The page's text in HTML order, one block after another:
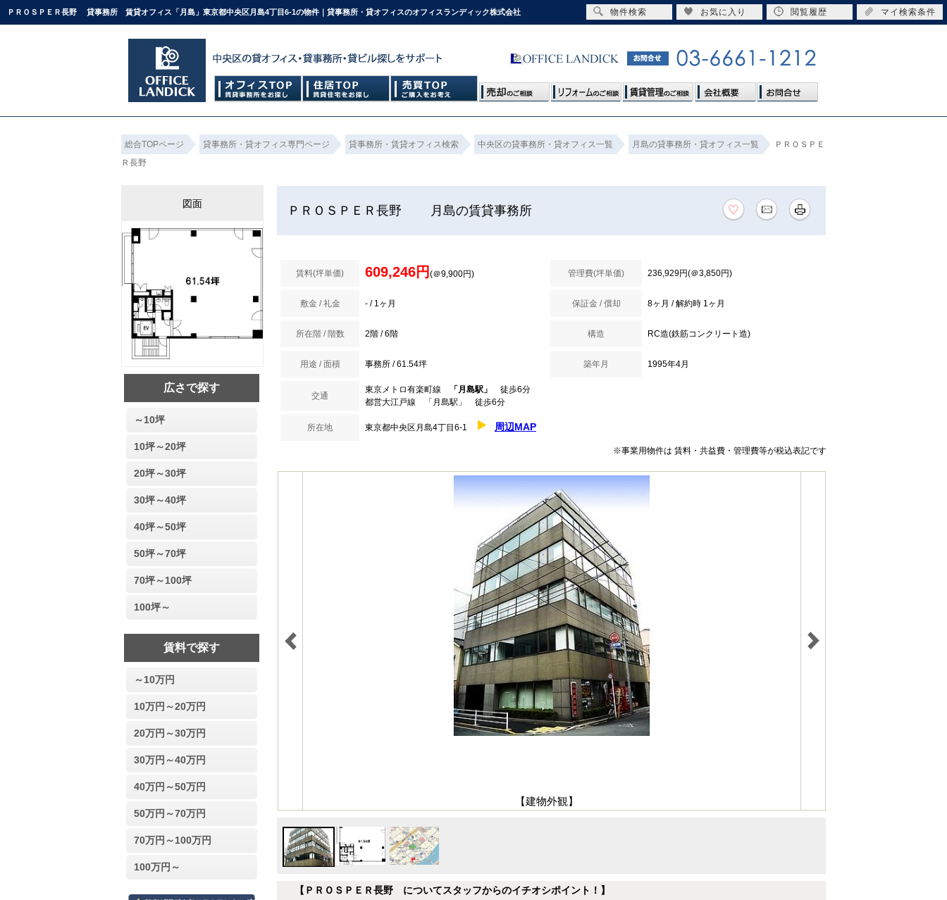
ＰＲＯＳＰＥＲ長野 貸事務所 賃貸オフィス「月島」東京都中央区月島4丁目6-1の物件｜貸事務所・貸オフィスのオフィスランディック株式会社
総合TOPページ 貸事務所・貸オフィス専門ページ 貸事務所・賃貸オフィス検索 中央区の貸事務所・貸オフィス一覧 月島の貸事務所・貸オフィス一覧
ＰＲＯＳＰＥ
Ｒ長野
ＰＲＯＳＰＥＲ長野 月島の賃貸事務所
賃料(坪単価) 609,246円 (＠9,900円) 管理費(坪単価) 236,929円(＠3,850円)
敷金 / 礼金 - / 1ヶ月 保証金 / 償却 8ヶ月 / 解約時 1ヶ月
所在階 / 階数 2階 / 6階 構造 RC造(鉄筋コンクリート造)
用途 / 面積 事務所 / 61.54坪 築年月 1995年4月
交通
東京メトロ有楽町線 「月島駅」
徒歩6分
都営大江戸線 「月島駅」 徒歩6分
所在地 東京都中央区月島4丁目6-1 周辺MAP
※事業用物件は 賃料・共益費・管理費等が税込表記です
【建物外観】
【ＰＲＯＳＰＥＲ長野 についてスタッフからのイチオシポイント！】
図面
広さで探す
～10坪
10坪～20坪
20坪～30坪
30坪～40坪
40坪～50坪
50坪～70坪
70坪～100坪
100坪～
賃料で探す
～10万円
10万円～20万円
20万円～30万円
30万円～40万円
40万円～50万円
50万円～70万円
70万円～100万円
100万円～
物件検索 お気に入り 閲覧履歴 マイ検索条件